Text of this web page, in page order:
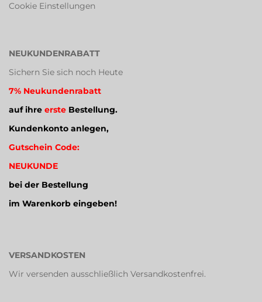
Cookie Einstellungen
NEUKUNDENRABATT
Sichern Sie sich noch Heute
7% Neukundenrabatt
auf ihre erste Bestellung.
Kundenkonto anlegen,
Gutschein Code:
NEUKUNDE
bei der Bestellung
im Warenkorb eingeben!
VERSANDKOSTEN
Wir versenden ausschließlich Versandkostenfrei.